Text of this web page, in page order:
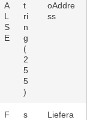
A
L
S
E
t
ri
n
g
(
2
5
5
)
oAddre
ss
F
s
Liefera